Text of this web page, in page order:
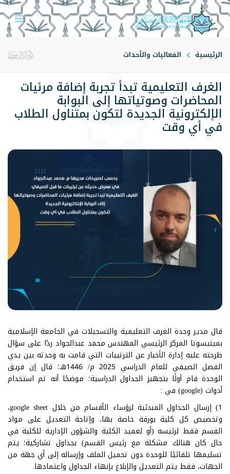
الرئيسية الفعاليات والأحداث
الغرف التعليمية تبدأ تجربة إضافة مرئيات
المحاضرات وصوتياتها إلى البوابة
الإلكترونية الجديدة لتكون بمتناول الطلاب
في أي وقت
قال مدير وحدة الغرف التعليمية والتسجيلات في الجامعة الإسلامية
بمينيسوتا المركز الرئيسي المهندس محمد عبدالجواد ردًا على سؤال
طرحته عليه إدارة الأخبار عن الترتيبات التي قامت به وحدته بين يدي
الفصل الصيفي للعام الدراسي 2025 م/ 1446هـ؛ قال إن فريق
الوحدة قام أولًا بتجهيز الجداول الدراسية؛ موضحًا أنه تم استخدام
أدوات (google) في :
1) إرسال الجداول المبدئية لرؤساء الأقسام من خلال google sheet،
وتخصيص كل كلية بورقة خاصة بها، وإتاحة التعديل على مواد
القسم فقط لرئيسه (أو لعميد الكلية والشؤون الإدارية للكلية في
حال كان هنالك مشكلة مع رئيس القسم) بجداول تشاركية؛ يتم
تسليمها تلقائيًا للوحدة دون تحميل الملف وإرساله إلى أي جهة من
الجهات، فقط يتم التعديل والإبلاغ بإنهاء الجداول واعتمادها.